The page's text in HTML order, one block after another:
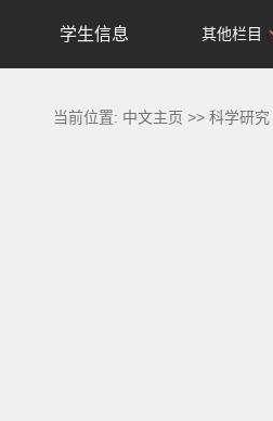
学生信息 其他栏目
当前位置: 中文主页 >>科学研究